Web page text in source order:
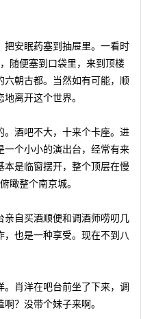
安眠药塞到抽屉里。一看时
随便塞到口袋里，来到顶楼
六朝古都。当然如有可能，顺
离开这个世界。
酒吧不大，十来个卡座。进
一个小小的演出台，经常有来
本是临窗摆开，整个顶层在慢
瞰整个南京城。
自买酒顺便和调酒师唠叨几
也是一种享受。现在不到八
肖洋在吧台前坐了下来，调
？没带个妹子来啊。